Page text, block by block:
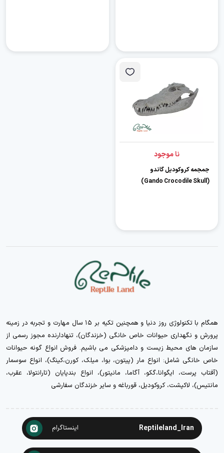
نا موجود
جمجمه کروکودیل گاندو
(Gando Crocodile Skull)
همگام با تکنولوژی روز دنیا و همچنین تکیه بر ۱۵ سال مهارت و تجربه در زمینه
پرورش و نگهداری حیوانات خاص خانگی (خزندگان)، تنهادارنده مجوز رسمی از
سازمان های محیط زیست و دامپزشکی می باشیم. فروش انواع گونه حیوانات
خاص خانگی شامل: انواع مار (پیتون، بوا، میلک، کورن،کینگ)، انواع سوسمار
(آفتاب پرست، ایگوانا،گکو، آگاما، مانیتور)، انواع بندپایان (تارانتولا، عقرب،
مانتیس)، لاکپشت، کروکودیل، قورباغه و سایر خزندگان سفارشی
Reptileland_Iran اینستاگرام